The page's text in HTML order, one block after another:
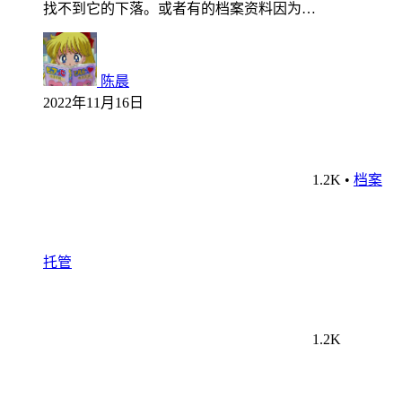
找不到它的下落。或者有的档案资料因为…
陈晨
2022年11月16日
1.2K • 档案
托管
1.2K